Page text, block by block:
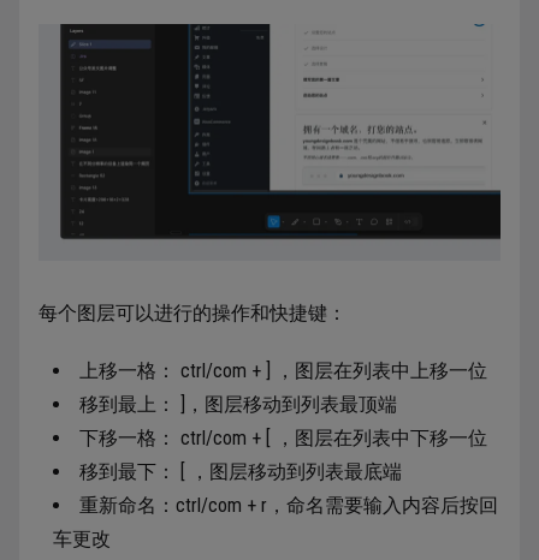
每个图层可以进行的操作和快捷键：
上移一格： ctrl/com + ] ，图层在列表中上移一位
移到最上： ]，图层移动到列表最顶端
下移一格： ctrl/com + [ ，图层在列表中下移一位
移到最下： [ ，图层移动到列表最底端
重新命名：ctrl/com + r，命名需要输入内容后按回
车更改